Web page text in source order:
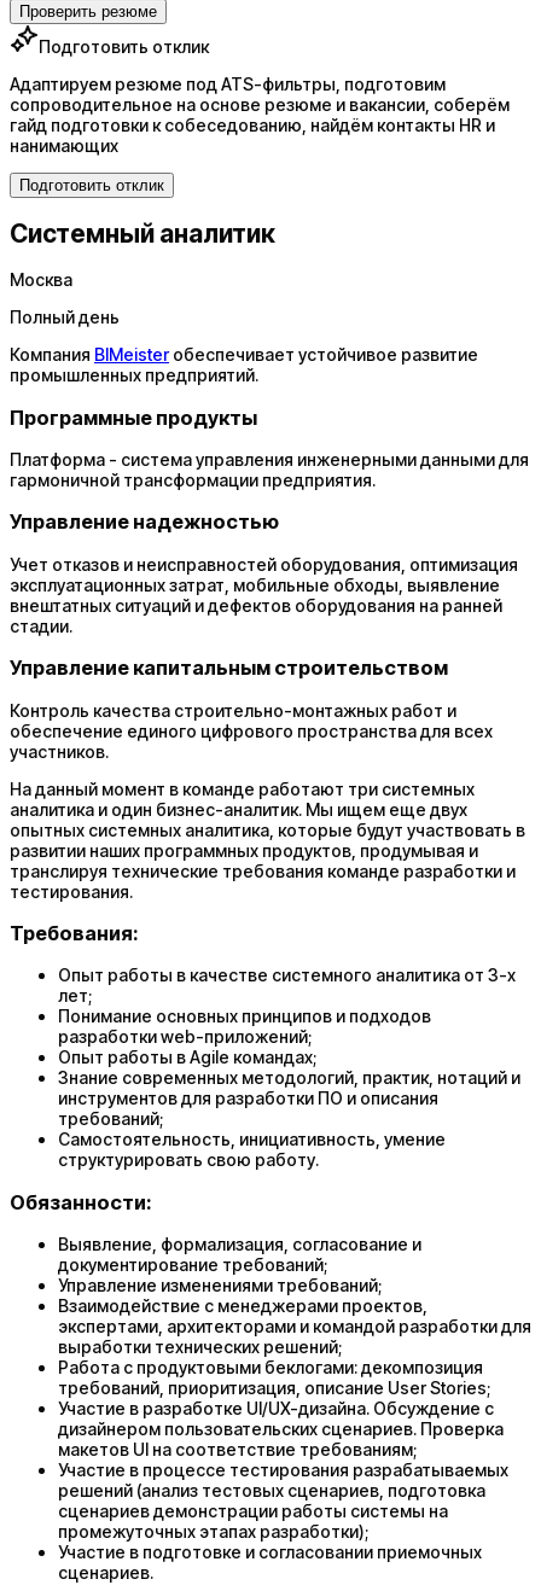
Проверить резюме
Подготовить отклик
Адаптируем резюме под ATS-фильтры, подготовим
сопроводительное на основе резюме и вакансии, соберём
гайд подготовки к собеседованию, найдём контакты HR и
нанимающих
Подготовить отклик
Системный аналитик
Москва
Полный день
Компания BIMeisterобеспечивает устойчивое развитие
промышленных предприятий.
Программные продукты
Платформа - система управления инженерными данными для
гармоничной трансформации предприятия.
Управление надежностью
Учет отказов и неисправностей оборудования, оптимизация
эксплуатационных затрат, мобильные обходы, выявление
внештатных ситуаций и дефектов оборудования на ранней
стадии.
Управление капитальным строительством
Контроль качества строительно-монтажных работ и
обеспечение единого цифрового пространства для всех
участников.
На данный момент в команде работают три системных
аналитика и один бизнес-аналитик. Мы ищем еще двух
опытных системных аналитика, которые будут участвовать в
развитии наших программных продуктов, продумывая и
транслируя технические требования команде разработки и
тестирования.
Требования:
Опыт работы в качестве системного аналитика от 3-х
лет;
Понимание основных принципов и подходов
разработки web-приложений;
Опыт работы в Agile командах;
Знание современных методологий, практик, нотаций и
инструментов для разработки ПО и описания
требований;
Самостоятельность, инициативность, умение
структурировать свою работу.
Обязанности:
Выявление, формализация, согласование и
документирование требований;
Управление изменениями требований;
Взаимодействие с менеджерами проектов,
экспертами, архитекторами и командой разработки для
выработки технических решений;
Работа с продуктовыми беклогами: декомпозиция
требований, приоритизация, описание User Stories;
Участие в разработке UI/UX-дизайна. Обсуждение с
дизайнером пользовательских сценариев. Проверка
макетов UI на соответствие требованиям;
Участие в процессе тестирования разрабатываемых
решений (анализ тестовых сценариев, подготовка
сценариев демонстрации работы системы на
промежуточных этапах разработки);
Участие в подготовке и согласовании приемочных
сценариев.